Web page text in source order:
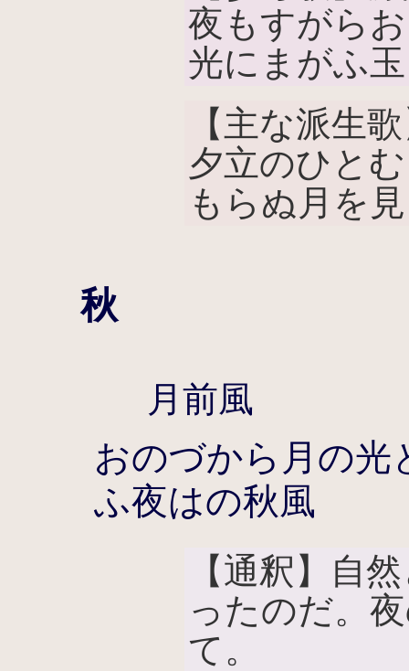
夜もすがら
光にまがふ
【主な派生
夕立のひと
もらぬ月を
秋
月前風
おのづから月の光
ふ夜はの秋風
【通釈】自
ったのだ。
て。